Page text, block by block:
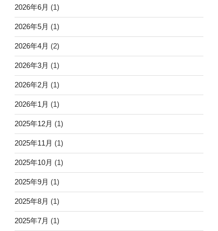
2026年6月 (1)
2026年5月 (1)
2026年4月 (2)
2026年3月 (1)
2026年2月 (1)
2026年1月 (1)
2025年12月 (1)
2025年11月 (1)
2025年10月 (1)
2025年9月 (1)
2025年8月 (1)
2025年7月 (1)